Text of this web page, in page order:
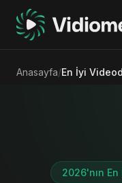
Anasayfa/En İyi
2026'nın